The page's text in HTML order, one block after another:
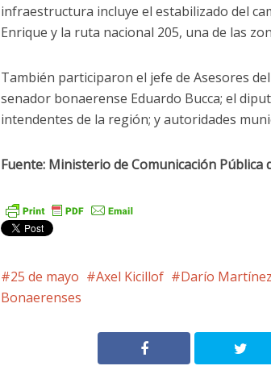
infraestructura incluye el estabilizado del
Enrique y la ruta nacional 205, una de las
También participaron el jefe de Asesores
senador bonaerense Eduardo Bucca; el
intendentes de la región; y autoridades
Fuente: Ministerio de Comunicación Pública
25 de mayo Axel Kicillof Darío Martínez
Bonaerenses